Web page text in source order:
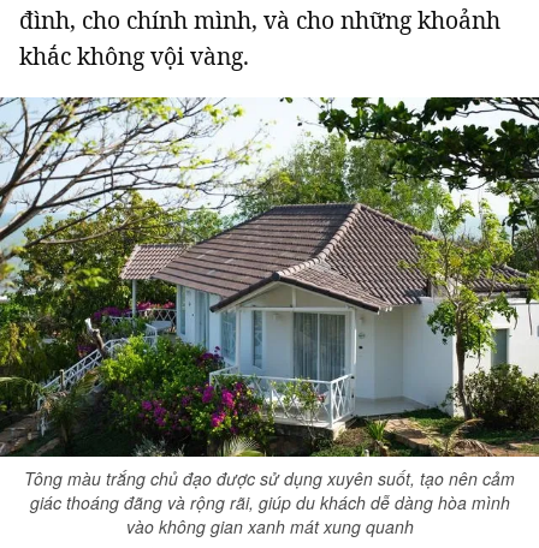
đình, cho chính mình, và cho những khoảnh
khắc không vội vàng.
Tông màu trắng chủ đạo được sử dụng xuyên suốt, tạo nên cảm
giác thoáng đãng và rộng rãi, giúp du khách dễ dàng hòa mình
vào không gian xanh mát xung quanh